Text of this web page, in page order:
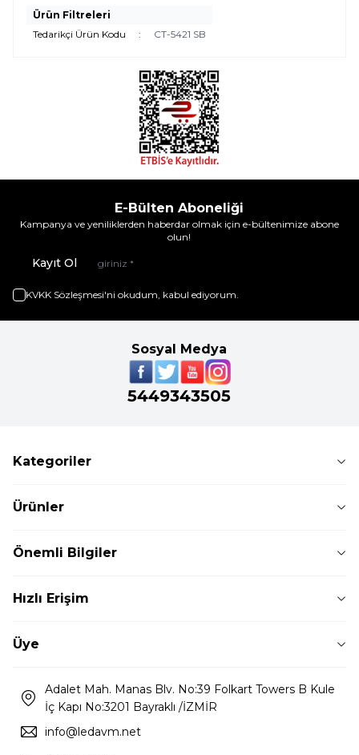
Ürün Filtreleri
Tedarikçi Ürün Kodu
: CT-5421 SB
E-Bülten Aboneliği
Kampanya ve yeniliklerden haberdar olmak için e-bültenimize abone
olun!
Kayıt Ol
KVKK Sözleşmesi'ni okudum, kabul ediyorum.
Sosyal Medya
5449343505
Kategoriler
Ürünler
Önemli Bilgiler
Hızlı Erişim
Üye
Adalet Mah. Manas Blv. No:39 Folkart Towers B Kule
İç Kapı No:3201 Bayraklı /İZMİR
info@ledavm.net